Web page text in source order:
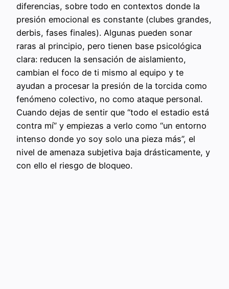
diferencias, sobre todo en contextos donde la
presión emocional es constante (clubes grandes,
derbis, fases finales). Algunas pueden sonar
raras al principio, pero tienen base psicológica
clara: reducen la sensación de aislamiento,
cambian el foco de ti mismo al equipo y te
ayudan a procesar la presión de la torcida como
fenómeno colectivo, no como ataque personal.
Cuando dejas de sentir que “todo el estadio está
contra mí” y empiezas a verlo como “un entorno
intenso donde yo soy solo una pieza más”, el
nivel de amenaza subjetiva baja drásticamente, y
con ello el riesgo de bloqueo.